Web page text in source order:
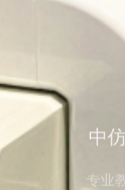
中
专业